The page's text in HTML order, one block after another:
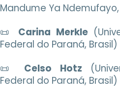
Mandume Ya
📜 Carina Merkle
Federal do Paraná, Brasil)
📜 Celso Hotz
Federal do Paraná, Brasil)